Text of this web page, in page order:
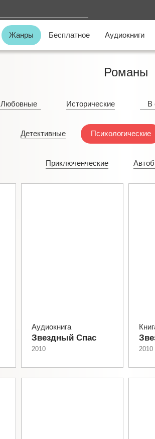
Жанры Бесплатное Аудиокниги
Романы
Любовные Исторические В
Детективные Психологические
Приключенческие
Аудиокнига
Звездный Спас
2010 2010